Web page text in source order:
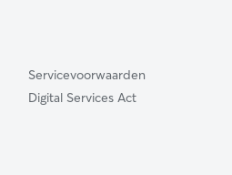
Servicevoorwaarden
Digital Services Act